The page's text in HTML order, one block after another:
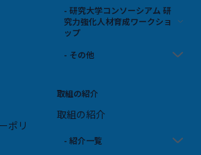
- 研究大学コンソーシアム 研
究力強化人材育成ワークショ
ップ
- その他
ポリ
取組の紹介
取組の紹介
- 紹介一覧